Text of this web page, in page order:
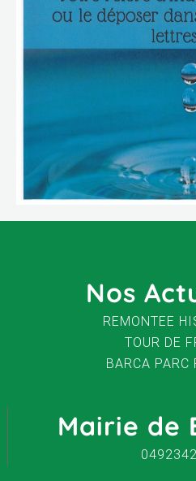
Nos
REMONTEE
TOUR DE
BARCA PARC
Mairie de